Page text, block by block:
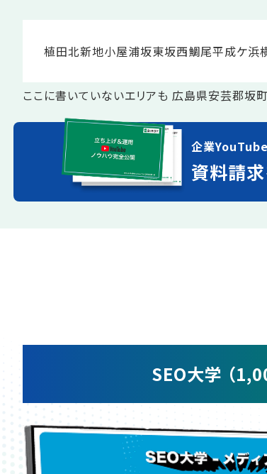
植田北新地小屋浦坂東坂西鯛尾平成ケ浜
ここに書いていないエリアも 広島県安芸郡坂
企業
資料請
SEO大学 （